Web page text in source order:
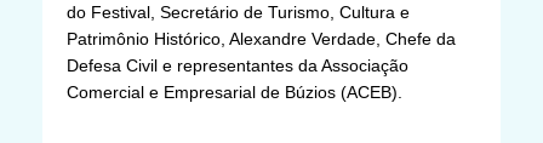
do Festival, Secretário de Turismo, Cultura e
Patrimônio Histórico, Alexandre Verdade, Chefe da
Defesa Civil e representantes da Associação
Comercial e Empresarial de Búzios (ACEB).